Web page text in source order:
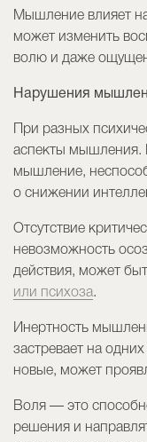
Мышление влияет
может изменить
волю и даже
Нарушения
При разных
аспекты мышления.
мышление,
о снижении
Отсутствие
невозможность
действия, может
или психоза.
Инертность
застревает на
новые, может
Воля — это
решения и